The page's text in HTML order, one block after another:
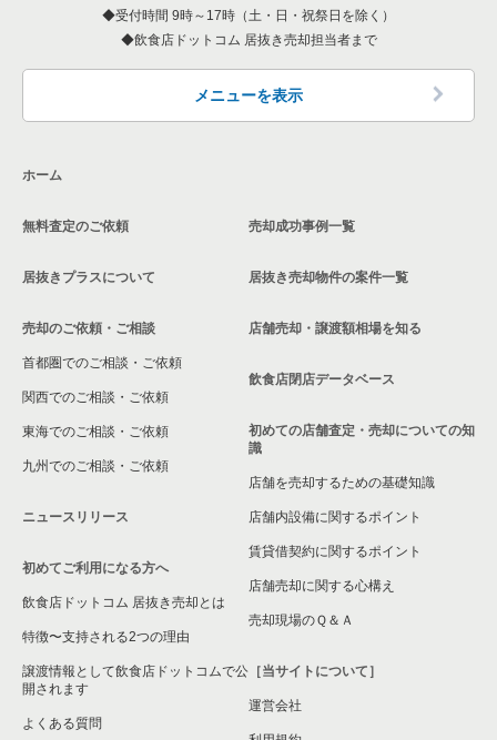
大阪市天王寺区の飲食店の居抜き売却物件の案件一覧
高石市の飲食店の居抜き売却物件の案件一覧
大阪市鶴見区の飲食店の居抜き売却物件の案件一覧
大阪市浪速区の飲食店の居抜き売却物件の案件一覧
八尾市の飲食店の居抜き売却物件の案件一覧
大東市の飲食店の居抜き売却物件の案件一覧
箕面市の飲食店の居抜き売却物件の案件一覧
大阪市淀川区の飲食店の居抜き売却物件の案件一覧
大阪市東成区の飲食店の居抜き売却物件の案件一覧
大阪市城東区の飲食店の居抜き売却物件の案件一覧
大阪市旭区の飲食店の居抜き売却物件の案件一覧
和泉市の飲食店の居抜き売却物件の案件一覧
池田市の飲食店の居抜き売却物件の案件一覧
大阪府の洋食の居抜き売却物件の案件一覧
大阪府のその他の居抜き売却物件の案件一覧
大阪市中央区の洋食の居抜き売却物件の案件一覧
受付時間 9時～17時（土・日・祝祭日を除く）
飲食店ドットコム 居抜き売却担当者まで
メニューを表示
ホーム
無料査定のご依頼
居抜きプラスについて
売却のご依頼・ご相談
首都圏でのご相談・ご依頼
関西でのご相談・ご依頼
東海でのご相談・ご依頼
九州でのご相談・ご依頼
ニュースリリース
初めてご利用になる方へ
飲食店ドットコム 居抜き売却とは
特徴〜支持される2つの理由
譲渡情報として飲食店ドットコムで公
開されます
よくある質問
売却成功事例一覧
居抜き売却物件の案件一覧
店舗売却・譲渡額相場を知る
飲食店閉店データベース
初めての店舗査定・売却についての知
識
店舗を売却するための基礎知識
店舗内設備に関するポイント
賃貸借契約に関するポイント
店舗売却に関する心構え
売却現場のＱ＆Ａ
［当サイトについて］
運営会社